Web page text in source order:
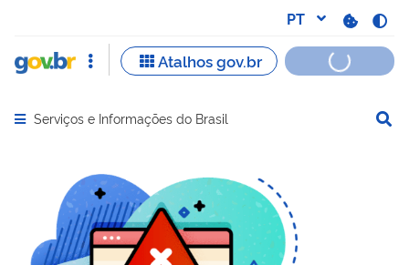
Abrir menu principal de navegação
Serviços e Informações do Brasil